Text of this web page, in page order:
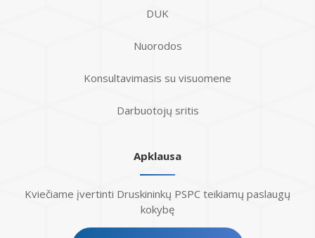
DUK
Nuorodos
Konsultavimasis su visuomene
Darbuotojų sritis
Apklausa
Kviečiame įvertinti Druskininkų PSPC teikiamų paslaugų
kokybę